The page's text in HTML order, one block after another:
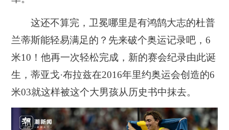
这还不算完，卫冕哪里是有鸿鹄大志的杜普
兰蒂斯能轻易满足的？先来破个奥运记录吧，6
米10！他再一次轻松完成，新的赛会纪录由此诞
生，蒂亚戈·布拉兹在2016年里约奥运会创造的6
米03就这样被这个大男孩从历史书中抹去。